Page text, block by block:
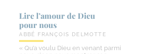
Lire l’amour de Dieu
pour nous
ABBÉ FRANÇOIS DELMOTTE
« Qu’a voulu Dieu en venant parmi